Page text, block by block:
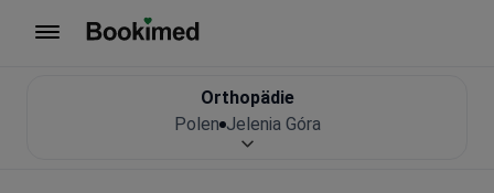
Orthopädie
Polen Jelenia Góra